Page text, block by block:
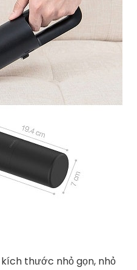
thước nhỏ gọn, nhỏ